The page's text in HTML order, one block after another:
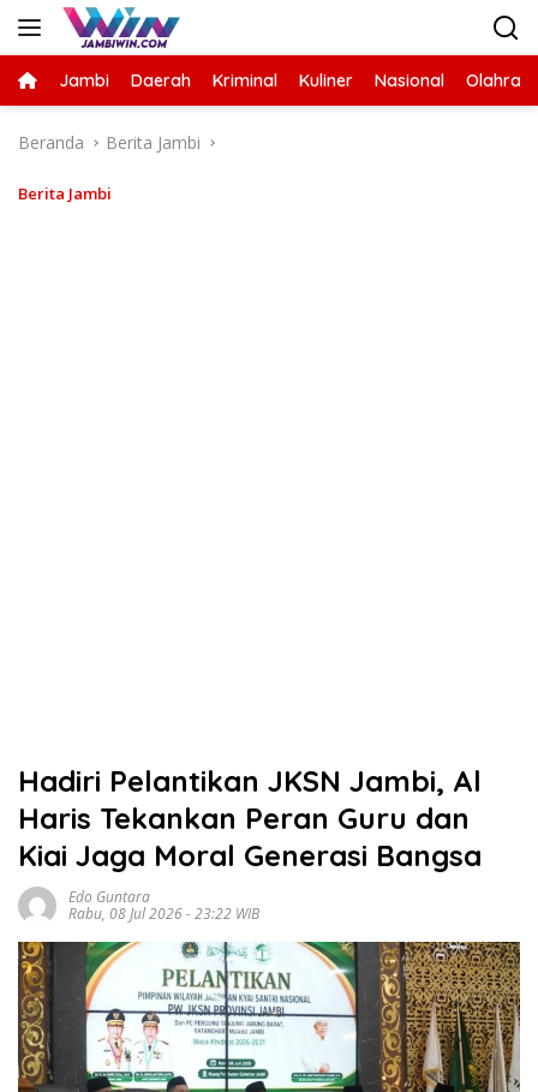
Langsung
Jambi Daerah Kriminal Kuliner Nasional
Beranda Berita Jambi
Berita Jambi
Hadiri Pelantikan JKSN Jambi, Al
Haris Tekankan Peran Guru dan
Kiai Jaga Moral Generasi Bangsa
Edo Guntara
Rabu, 08 Jul 2026 - 23:22 WIB